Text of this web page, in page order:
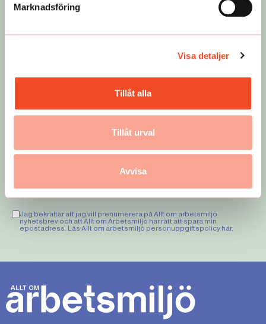
Marknadsföring
Visa detaljer
Tillåt alla
Tillåt urval
Avvisa
Missa inget
sammanfattat varje vecka. Testa vårt premiumbrev
Jag bekräftar att jag vill prenumerera på Allt om arbetsmiljö
nyhetsbrev och att Allt om Arbetsmiljö har rätt att spara min
epostadress. Läs Allt om arbetsmiljö personuppgiftspolicy här.